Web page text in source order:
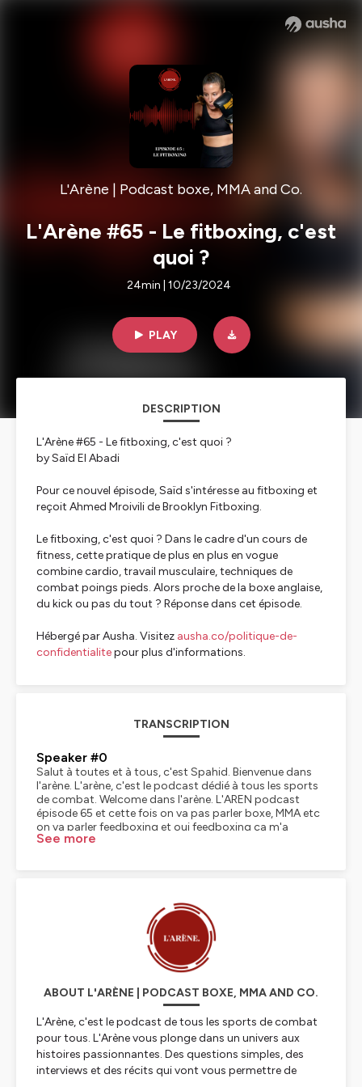
L'Arène | Podcast boxe, MMA and Co.
L'Arène #65 - Le fitboxing, c'est
quoi ?
24min | 10/23/2024
PLAY
DESCRIPTION
L'Arène #65 - Le fitboxing, c'est quoi ?
by Saïd El Abadi
Pour ce nouvel épisode, Saïd s'intéresse au fitboxing et
reçoit Ahmed Mroivili de Brooklyn Fitboxing.
Le fitboxing, c'est quoi ? Dans le cadre d'un cours de
fitness, cette pratique de plus en plus en vogue
combine cardio, travail musculaire, techniques de
combat poings pieds. Alors proche de la boxe anglaise,
du kick ou pas du tout ? Réponse dans cet épisode.
Hébergé par Ausha. Visitez ausha.co/politique-de-
confidentialitepour plus d'informations.
TRANSCRIPTION
Speaker #0
Salut à toutes et à tous, c'est Spahid. Bienvenue dans
l'arène. L'arène, c'est le podcast dédié à tous les sports
de combat. Welcome dans l'arène. L'AREN podcast
épisode 65 et cette fois on va pas parler boxe, MMA etc
on va parler feedboxing et oui feedboxing ça m'a
toujours intrigué je me suis toujours dit mais il y a quoi
travaille justement pour le groupe Fitboxing Brooklyn.
Donc du coup, j'ai pu rencontrer, discuter avec lui. C'est
assez intéressant. Et justement, par rapport aux clichés
qu'on peut peut-être avoir, ça casse un peu les codes et
ça casse les clichés. Je vous propose d'écouter cette
de rien. Salut Ahmed. Déjà, merci d'être présent et de
répondre à mes questions. Ça fait super plaisir.
Speaker #1
Merci Saïd. En tout cas, de Maquelia également. C'est
avec plaisir que... Je me prête au jeu de répondre à
toutes ces questions et surtout faire connaître le
Fitboxing à un maximum de monde.
See more
ABOUT L'ARÈNE | PODCAST BOXE, MMA AND CO.
L'Arène, c'est le podcast de tous les sports de combat
pour tous. L'Arène vous plonge dans un univers aux
histoires passionnantes. Des questions simples, des
interviews et des récits qui vont vous permettre de